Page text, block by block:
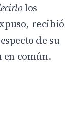
los
recibió
de su
en común.